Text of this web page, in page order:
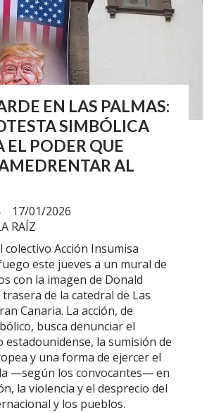
EN LAS PALMAS:
SIMBÓLICA
EL PODER QUE
AL
RAÍZ
17/01/2026
colectivo Acción Insumisa
este jueves a un mural de
con la imagen de Donald
de la catedral de Las
Canaria. La acción, de
busca denunciar el
estadounidense, la sumisión de
y una forma de ejercer el
—según los convocantes— en
la violencia y el desprecio del
y los pueblos.